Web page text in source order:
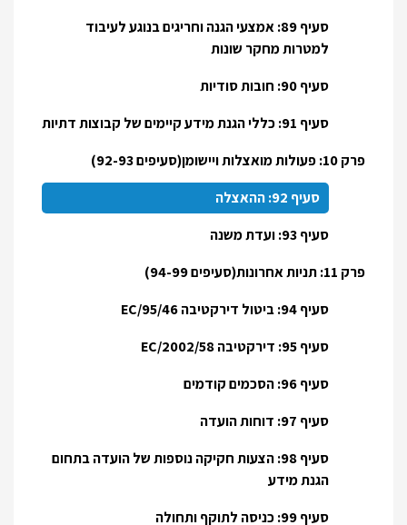
סעיף 89: אמצעי הגנה וחריגים בנוגע לעיבוד
למטרות מחקר שונות
סעיף 90: חובות סודיות
סעיף 91: כללי הגנת מידע קיימים של קבוצות דתיות
פרק 10: פעולות מואצלות ויישומן(סעיפים 92-93)
סעיף 92: ההאצלה
סעיף 93: ועדת משנה
פרק 11: תניות אחרונות(סעיפים 94-99)
סעיף 94: ביטול דירקטיבה 95/46/EC
סעיף 95: דירקטיבה 2002/58/EC
סעיף 96: הסכמים קודמים
סעיף 97: דוחות הועדה
סעיף 98: הצעות חקיקה נוספות של הועדה בתחום
הגנת מידע
סעיף 99: כניסה לתוקף ותחולה